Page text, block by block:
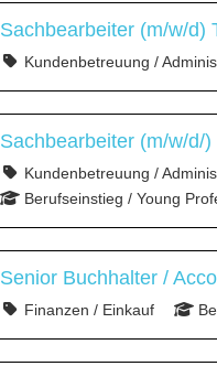
Sachbearbeiter (m/w/d)
Kundenbetreuung /
Sachbearbeiter (m/w/d/
Kundenbetreuung /
Berufseinstieg / Young
Senior Buchhalter /
Finanzen / Einkauf